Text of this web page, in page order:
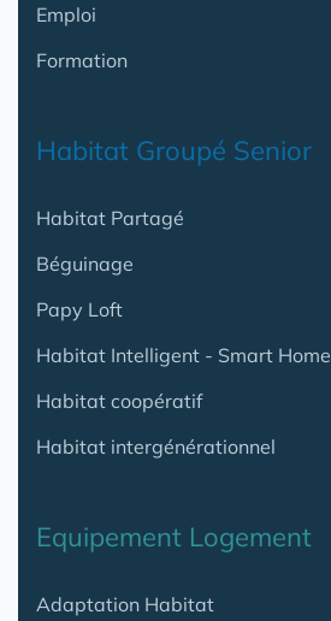
Emploi
Formation
Habitat Groupé Senior
Habitat Partagé
Béguinage
Papy Loft
Habitat Intelligent - Smart Home
Habitat coopératif
Habitat intergénérationnel
Equipement Logement
Adaptation Habitat